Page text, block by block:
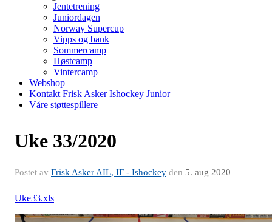
Jentetrening
Juniordagen
Norway Supercup
Vipps og bank
Sommercamp
Høstcamp
Vintercamp
Webshop
Kontakt Frisk Asker Ishockey Junior
Våre støttespillere
Uke 33/2020
Postet av Frisk Asker AIL, IF - Ishockey den 5. aug 2020
Uke33.xls